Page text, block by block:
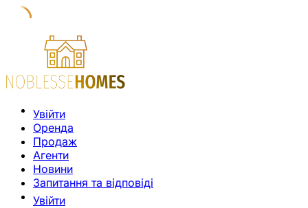
Увійти
Оренда
Продаж
Агенти
Новини
Запитання та відповіді
Увійти